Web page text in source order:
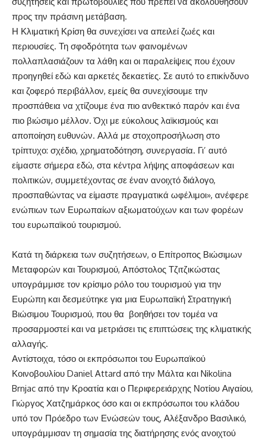
προς την πράσινη μετάβαση.
Η Κλιματική Κρίση θα συνεχίσει να απειλεί ζωές και
περιουσίες. Τη σφοδρότητα των φαινομένων
πολλαπλασιάζουν τα λάθη και οι παραλείψεις που έχουν
προηγηθεί εδώ και αρκετές δεκαετίες. Σε αυτό το επικίνδυνο
και ζοφερό περιβάλλον, εμείς θα συνεχίσουμε την
προσπάθεια να χτίζουμε ένα πιο ανθεκτικό παρόν και ένα
πιο βιώσιμο μέλλον. Όχι με εύκολους λαϊκισμούς και
αποποίηση ευθυνών. Αλλά με στοχοπροσήλωση στο
τρίπτυχο: σχέδιο, χρηματοδότηση, συνεργασία. Γι’ αυτό
είμαστε σήμερα εδώ, στα κέντρα λήψης αποφάσεων και
πολιτικών, συμμετέχοντας σε έναν ανοιχτό διάλογο,
προσπαθώντας να είμαστε πραγματικά ωφέλιμοι», ανέφερε
ενώπιων των Ευρωπαίων αξιωματούχων και των φορέων
του ευρωπαϊκού τουρισμού.
Κατά τη διάρκεια των συζητήσεων, ο Επίτροπος Βιώσιμων
Μεταφορών και Τουρισμού, Απόστολος Τζιτζικώστας
υπογράμμισε τον κρίσιμο ρόλο του τουρισμού για την
Ευρώπη και δεσμεύτηκε για μια Ευρωπαϊκή Στρατηγική
Βιώσιμου Τουρισμού, που θα βοηθήσει τον τομέα να
προσαρμοστεί και να μετριάσει τις επιπτώσεις της κλιματικής
αλλαγής.
Αντίστοιχα, τόσο οι εκπρόσωποι του Ευρωπαϊκού
Κοινοβουλίου Daniel Attard από την Μάλτα και Nikolina
Brnjac από την Κροατία και ο Περιφερειάρχης Νοτίου Αιγαίου,
Γιώργος Χατζημάρκος όσο και οι εκπρόσωποι του κλάδου
υπό τον Πρόεδρο των Ενώσεών τους, Αλέξανδρο Βασιλικό,
υπογράμμισαν τη σημασία της διατήρησης ενός ανοιχτού